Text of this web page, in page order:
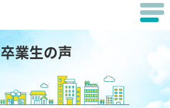
卒業生の声